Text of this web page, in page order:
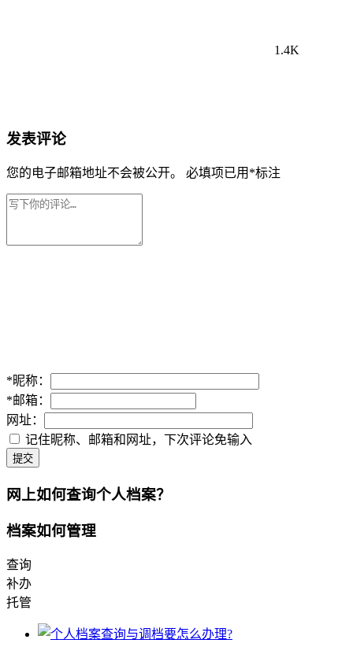
1.4K
发表评论
您的电子邮箱地址不会被公开。 必填项已用 *标注
*昵称：
*邮箱：
网址：
记住昵称、邮箱和网址，下次评论免输入
提交
网上如何查询个人档案？
档案如何管理
查询
补办
托管